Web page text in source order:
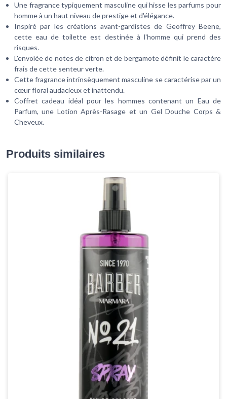
Une fragrance typiquement masculine qui hisse les parfums pour
homme à un haut niveau de prestige et d'élégance.
Inspiré par les créations avant-gardistes de Geoffrey Beene,
cette eau de toilette est destinée à l'homme qui prend des
risques.
L'envolée de notes de citron et de bergamote définit le caractère
frais de cette senteur verte.
Cette fragrance intrinsèquement masculine se caractérise par un
cœur floral audacieux et inattendu.
Coffret cadeau idéal pour les hommes contenant un Eau de
Parfum, une Lotion Après-Rasage et un Gel Douche Corps &
Cheveux.
Produits similaires